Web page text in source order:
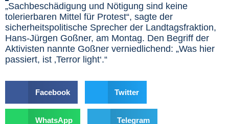
„Sachbeschädigung und Nötigung sind keine
tolerierbaren Mittel für Protest“, sagte der
sicherheitspolitische Sprecher der Landtagsfraktion,
Hans-Jürgen Goßner, am Montag. Den Begriff der
Aktivisten nannte Goßner verniedlichend: „Was hier
passiert, ist ‚Terror light‘.“
Facebook Twitter
WhatsApp Telegram